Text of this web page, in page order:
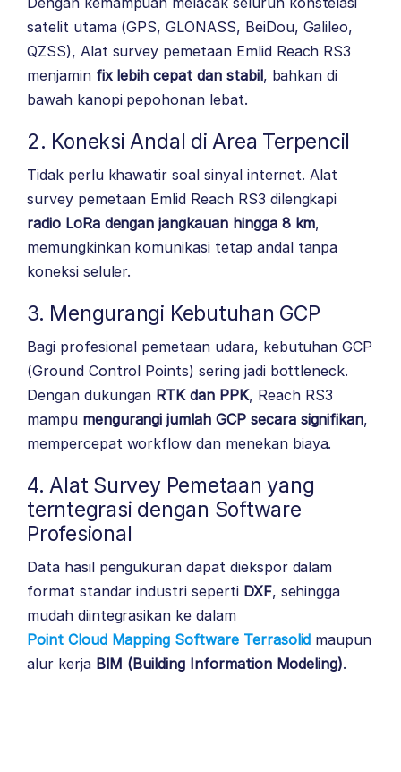
satelit utama (GPS, GLONASS, BeiDou, Galileo,
QZSS), Alat survey pemetaan Emlid Reach RS3
menjamin fix lebih cepat dan stabil, bahkan di
bawah kanopi pepohonan lebat.
2. Koneksi Andal di Area Terpencil
Tidak perlu khawatir soal sinyal internet. Alat
survey pemetaan Emlid Reach RS3 dilengkapi
radio LoRa dengan jangkauan hingga 8 km,
memungkinkan komunikasi tetap andal tanpa
koneksi seluler.
3. Mengurangi Kebutuhan GCP
Bagi profesional pemetaan udara, kebutuhan GCP
(Ground Control Points) sering jadi bottleneck.
Dengan dukungan RTK dan PPK, Reach RS3
mampu mengurangi jumlah GCP secara signifikan,
mempercepat workflow dan menekan biaya.
4. Alat Survey Pemetaan yang
terntegrasi dengan Software
Profesional
Data hasil pengukuran dapat diekspor dalam
format standar industri seperti DXF, sehingga
mudah diintegrasikan ke dalam
Point Cloud Mapping Software Terrasolid maupun
alur kerja BIM (Building Information Modeling).